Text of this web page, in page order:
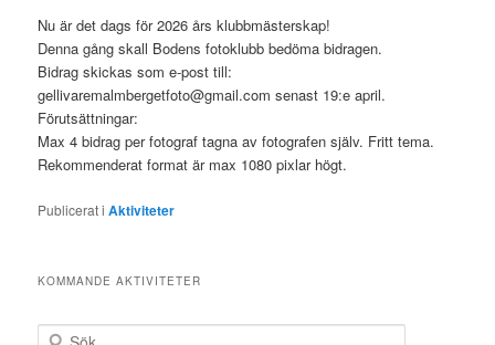
Nu är det dags för 2026 års klubbmästerskap!
Denna gång skall Bodens fotoklubb bedöma bidragen.
Bidrag skickas som e-post till:
gellivaremalmbergetfoto@gmail.com senast 19:e april.
Förutsättningar:
Max 4 bidrag per fotograf tagna av fotografen själv. Fritt tema.
Rekommenderat format är max 1080 pixlar högt.
Publicerat i Aktiviteter
KOMMANDE AKTIVITETER